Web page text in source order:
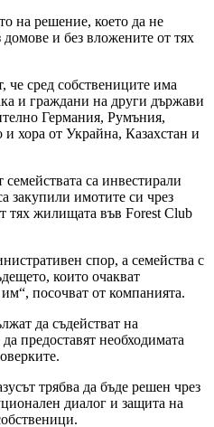
на решение, което да не
домове и без вложените от тях
сред собствениците има
и граждани на други държави
Германия, Румъния,
хора от Украйна, Казахстан и
са инвестирали
закупили имотите си чрез
тях жилищата във Forest Club
спор, а семейства с
които очакват
посочват от компанията.
да съдействат на
предоставят необходимата
трябва да бъде решен чрез
диалог и защита на